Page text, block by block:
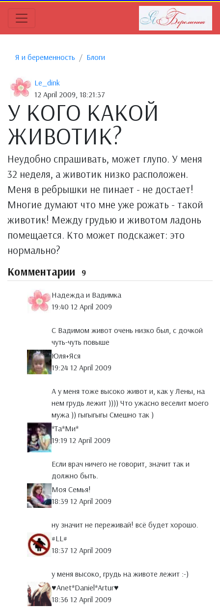
Я и беременность Блоги
Le_dink
12 April 2009, 18:21:37
У КОГО КАКОЙ
ЖИВОТИК?
Неудобно спрашивать, может глупо. У меня
32 неделя, а животик низко расположен.
Меня в ребрышки не пинает - не достает!
Многие думают что мне уже рожать - такой
животик! Между грудью и животом ладонь
помещается. Кто может подскажет: это
нормально?
Комментарии 9
Надежда и Вадимка
19:40 12 April 2009
С Вадимом живот очень низко был, с дочкой
чуть-чуть повыше
Юля+Яся
19:24 12 April 2009
А у меня тоже высоко живот и, как у Лены, на
нем грудь лежит )))) Что ужасно веселит моего
мужа )) гыгыгыгы Смешно так )
*Тa*Ми*
19:19 12 April 2009
Если врач ничего не говорит, значит так и
должно быть.
Моя Семья!
18:39 12 April 2009
ну значит не переживай! всё будет хорошо.
#LL#
18:37 12 April 2009
у меня высоко, грудь на животе лежит :-)
♥Anet*Daniel*Artur♥
18:36 12 April 2009